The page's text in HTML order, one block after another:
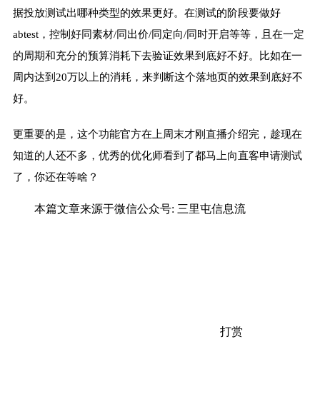
据投放测试出哪种类型的效果更好。在测试的阶段要做好
abtest，控制好同素材/同出价/同定向/同时开启等等，且在一定
的周期和充分的预算消耗下去验证效果到底好不好。比如在一
周内达到20万以上的消耗，来判断这个落地页的效果到底好不
好。
更重要的是，这个功能官方在上周末才刚直播介绍完，趁现在
知道的人还不多，优秀的优化师看到了都马上向直客申请测试
了，你还在等啥？
本篇文章来源于微信公众号: 三里屯信息流
打赏